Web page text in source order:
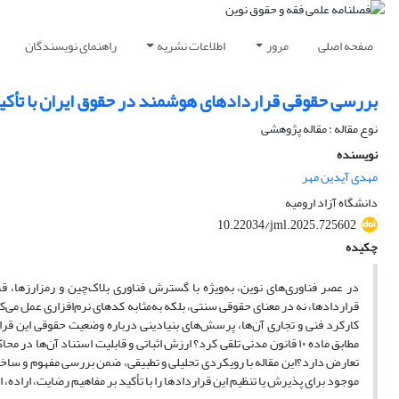
صفحه اصلی مرور اطلاعات نشریه راهنمای نویسندگان
بررسی حقوقی قراردادهای هوشمند در حقوق ایران با
نوع مقاله : مقاله پژوهشی
نویسنده
مهدی آیدین مهر
دانشگاه آزاد ارومیه
10.22034/jml.2025.725602
چکیده
در عصر فناوری‌های نوین، به‌ویژه با گسترش فناوری بلاک‌چین و
قراردادها، نه در معنای حقوقی سنتی، بلکه به‌مثابه کدهای نرم‌افزاری عمل
کارکرد فنی و تجاری آن‌ها، پرسش‌های بنیادینی درباره وضعیت حقوقی این
مطابق ماده ۱۰ قانون مدنی تلقی کرد؟ ارزش اثباتی و قابلیت استناد
تعارض دارد؟این مقاله با رویکردی تحلیلی و تطبیقی، ضمن بررسی مفهوم و
موجود برای پذیرش یا تنظیم این قراردادها را با تأکید بر مفاهیم رضایت، اراده،